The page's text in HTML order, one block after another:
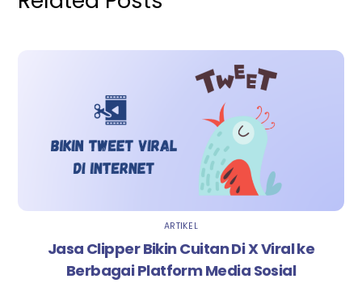
ARTIKEL
Jasa Clipper Bikin Cuitan Di X Viral ke
Berbagai Platform Media Sosial